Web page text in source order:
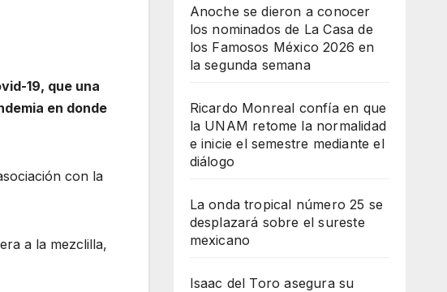
19, que una
en donde
con la
a la mezclilla,
Anoche se dieron a conocer
los nominados de La Casa de
los Famosos México 2026 en
la segunda semana
Ricardo Monreal confía en que
la UNAM retome la normalidad
e inicie el semestre mediante el
diálogo
La onda tropical número 25 se
desplazará sobre el sureste
mexicano
Isaac del Toro asegura su